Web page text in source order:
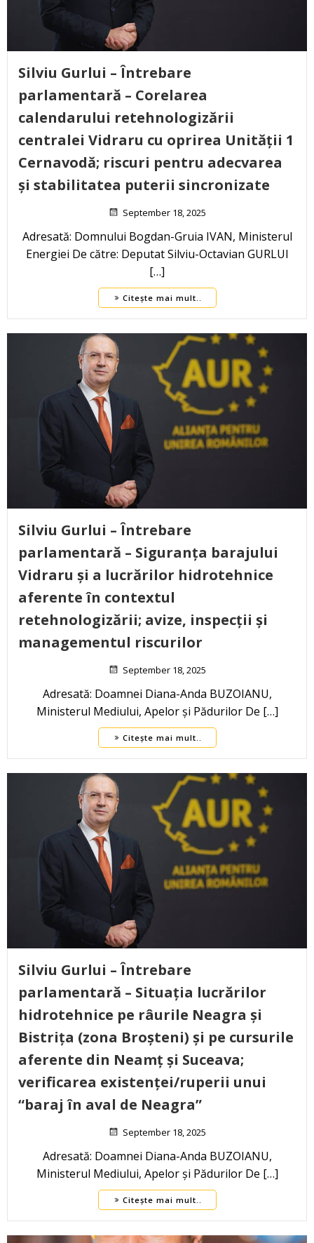
Silviu Gurlui – Întrebare
parlamentară – Corelarea
calendarului retehnologizării
centralei Vidraru cu oprirea Unității 1
Cernavodă; riscuri pentru adecvarea
și stabilitatea puterii sincronizate
September 18, 2025
Adresată: Domnului Bogdan-Gruia IVAN, Ministerul
Energiei De către: Deputat Silviu-Octavian GURLUI
[…]
Citește mai mult..
Silviu Gurlui – Întrebare
parlamentară – Siguranța barajului
Vidraru și a lucrărilor hidrotehnice
aferente în contextul
retehnologizării; avize, inspecții și
managementul riscurilor
September 18, 2025
Adresată: Doamnei Diana-Anda BUZOIANU,
Ministerul Mediului, Apelor și Pădurilor De […]
Citește mai mult..
Silviu Gurlui – Întrebare
parlamentară – Situația lucrărilor
hidrotehnice pe râurile Neagra și
Bistrița (zona Broșteni) și pe cursurile
aferente din Neamț și Suceava;
verificarea existenței/ruperii unui
“baraj în aval de Neagra”
September 18, 2025
Adresată: Doamnei Diana-Anda BUZOIANU,
Ministerul Mediului, Apelor și Pădurilor De […]
Citește mai mult..